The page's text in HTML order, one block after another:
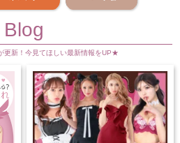
Blog
更新！今見てほしい最新情報をUP★